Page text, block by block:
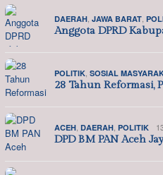
DAERAH, JAWA BARAT,
Anggota DPRD
POLITIK, SOSIAL
28 Tahun Reformasi,
ACEH, DAERAH, POLITIK
DPD BM PAN Aceh